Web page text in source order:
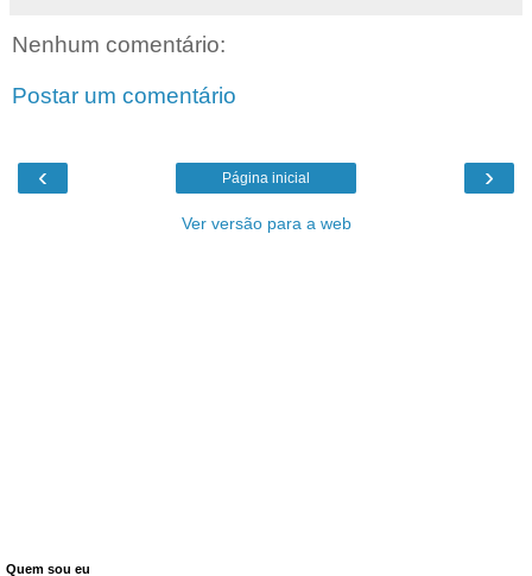
Nenhum comentário:
Postar um comentário
‹ ›
Página inicial
Ver versão para a web
Quem sou eu